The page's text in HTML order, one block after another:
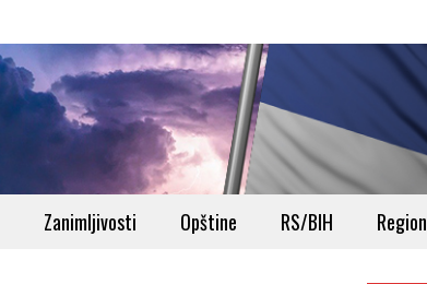
Zanimljivosti Opštine RS/BIH Region